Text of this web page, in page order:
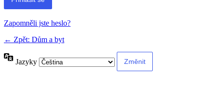
Alternative:
Zapomněli jste heslo?
← Zpět: Dům a byt
Jazyky